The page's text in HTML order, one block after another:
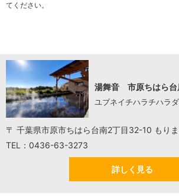
てください。
湯舞音 市原ちはら台
ユブネイチハラチハラ
〒 千葉県市原市ちはら台南2丁目32-10 もり
TEL：0436-63-3273
詳しく見る